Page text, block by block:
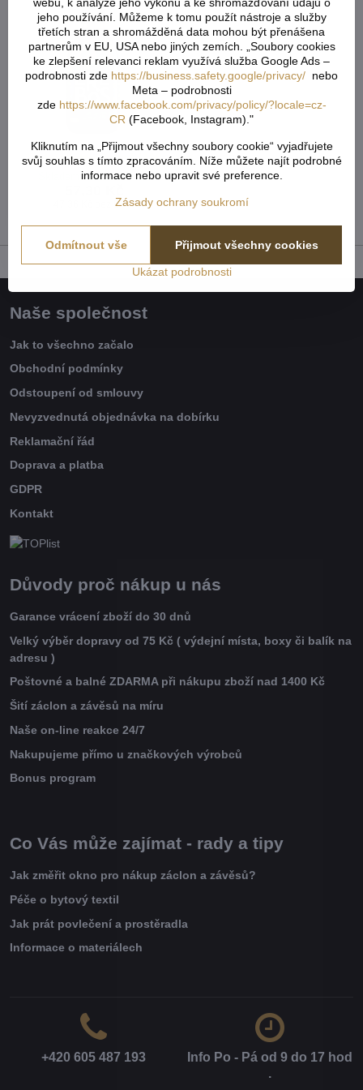
Erebos bitter 250ml 1198
Skladem - externí sklad
bez DPH
Naše společnost
Jak to všechno začalo
Obchodní podmínky
Odstoupení od smlouvy
Nevyzvednutá objednávka na dobírku
Reklamační řád
Doprava a platba
GDPR
Kontakt
Důvody proč nákup u nás
Garance vrácení zboží do 30 dnů
Velký výběr dopravy od 75 Kč ( výdejní místa, boxy či balík na
adresu )
Poštovné a balné ZDARMA při nákupu zboží nad 1400 Kč
Šití záclon a závěsů na míru
Naše on-line reakce 24/7
Nakupujeme přímo u značkových výrobců
Bonus program
Co Vás může zajímat - rady a tipy
Jak změřit okno pro nákup záclon a závěsů?
Péče o bytový textil
Jak prát povlečení a prostěradla
Informace o materiálech
+420 605 487 193
Info Po - Pá od 9 do 17 hod​
.
jeho používání. Můžeme k tomu použít nástroje a služby
třetích stran a shromážděná data mohou být přenášena
partnerům v EU, USA nebo jiných zemích. „Soubory cookies
ke zlepšení relevanci reklam využívá služba Google Ads –
podrobnosti zde https://business.safety.google/privacy/ nebo
Meta – podrobnosti
zde https://www.facebook.com/privacy/policy/?locale=cz-
CR (Facebook, Instagram)."
Kliknutím na „Přijmout všechny soubory cookie“ vyjadřujete
svůj souhlas s tímto zpracováním. Níže můžete najít podrobné
informace nebo upravit své preference.
Zásady ochrany soukromí
Ukázat podrobnosti
Přijmout všechny cookies
Odmítnout vše